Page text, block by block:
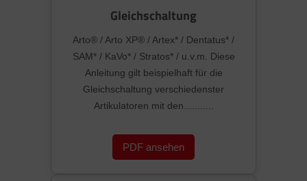
Gleichschaltung
Arto® / Arto XP® / Artex* / Dentatus* /
SAM* / KaVo* / Stratos* / u.v.m. Diese
Anleitung gilt beispielhaft für die
Gleichschaltung verschiedenster
Artikulatoren mit den...........
PDF ansehen